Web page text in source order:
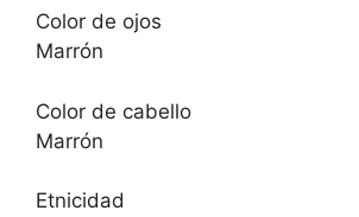
Color de ojos
Marrón
Color de cabello
Marrón
Etnicidad